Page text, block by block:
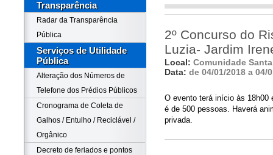
Transparência
Radar da Transparência
Pública
Serviços de Utilidade
Pública
Alteração dos Números de
Telefone dos Prédios Públicos
Cronograma de Coleta de
Galhos / Entulho / Reciclável /
Orgânico
Decreto de feriados e pontos
2º Concurso do
Luzia- Jardim
Local: Comunidade
Data: de 04/01/2018 a 04/
O evento terá início às 18h00
é de 500 pessoas. Haverá
privada.